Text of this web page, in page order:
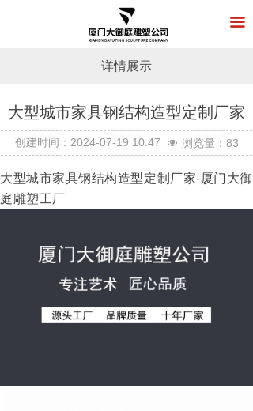
끀
新闻中心
工程案例
在线留言
详情展示
大型城市家具钢结构造型定制厂家
按钮
创建时间： 2024-07-19 10:47 넶 浏览量： 83
大型城市家具钢结构造型定制厂家-厦门大御
庭雕塑工厂